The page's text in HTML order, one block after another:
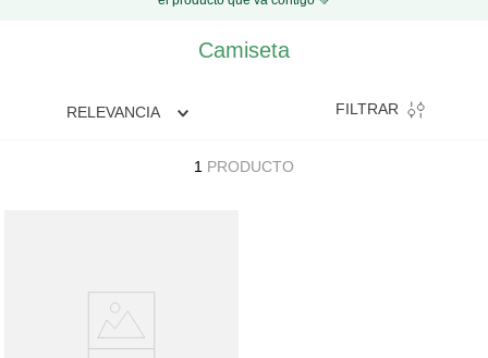
Camiseta
RELEVANCIA FILTRAR
1 PRODUCTO